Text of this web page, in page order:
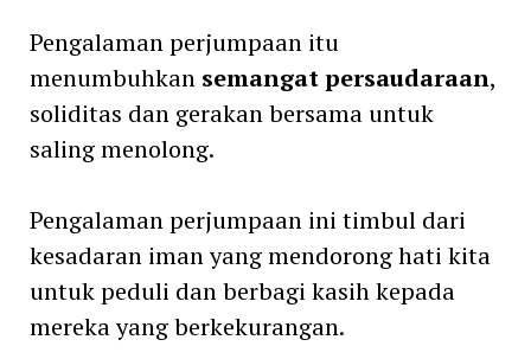
Pengalaman perjumpaan itu
menumbuhkan semangat persaudaraan,
soliditas dan gerakan bersama untuk
saling menolong.
Pengalaman perjumpaan ini timbul dari
kesadaran iman yang mendorong hati kita
untuk peduli dan berbagi kasih kepada
mereka yang berkekurangan.